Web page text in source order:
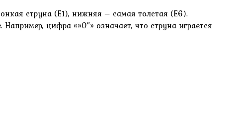
струна (E1), нижняя – самая толстая (E6).
цифра «»0″» означает, что струна играется